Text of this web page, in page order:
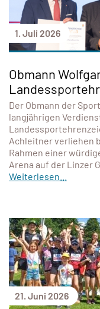
1. Juli 2026
Obmann
Der Obmann der
langjährigen
Achleitner verliehen
Rahmen einer
Arena auf der Linzer
Weiterlesen...
21. Juni 2026